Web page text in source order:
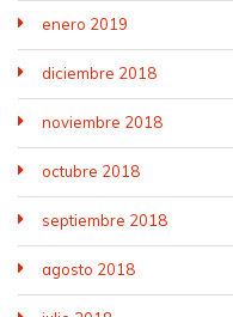
enero 2019
diciembre 2018
noviembre 2018
octubre 2018
septiembre 2018
agosto 2018